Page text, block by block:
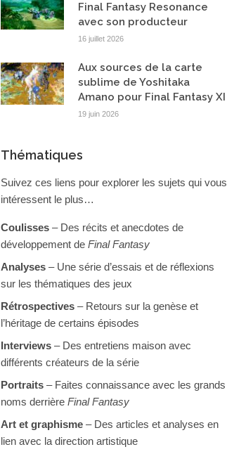
Final Fantasy Resonance
avec son producteur
16 juillet 2026
Aux sources de la carte
sublime de Yoshitaka
Amano pour Final Fantasy XI
19 juin 2026
Thématiques
Suivez ces liens pour explorer les sujets qui vous
intéressent le plus…
Coulisses– Des récits et anecdotes de
développement de Final Fantasy
Analyses– Une série d’essais et de réflexions
sur les thématiques des jeux
Rétrospectives– Retours sur la genèse et
l’héritage de certains épisodes
Interviews– Des entretiens maison avec
différents créateurs de la série
Portraits– Faites connaissance avec les grands
noms derrière Final Fantasy
Art et graphisme– Des articles et analyses en
lien avec la direction artistique